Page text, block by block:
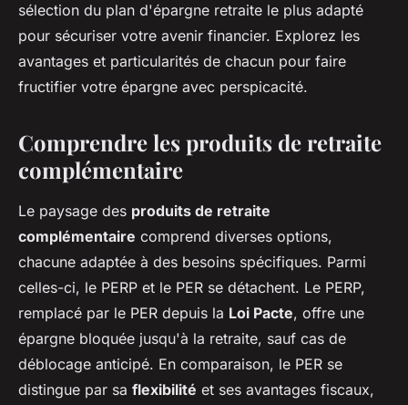
sélection du plan d'épargne retraite le plus adapté
pour sécuriser votre avenir financier. Explorez les
avantages et particularités de chacun pour faire
fructifier votre épargne avec perspicacité.
Comprendre les produits de retraite
complémentaire
Le paysage des produits de retraite
complémentaire comprend diverses options,
chacune adaptée à des besoins spécifiques. Parmi
celles-ci, le PERP et le PER se détachent. Le PERP,
remplacé par le PER depuis la Loi Pacte, offre une
épargne bloquée jusqu'à la retraite, sauf cas de
déblocage anticipé. En comparaison, le PER se
distingue par sa flexibilité et ses avantages fiscaux,